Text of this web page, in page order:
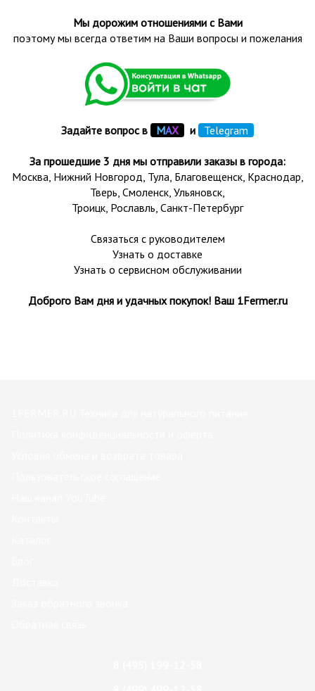
Мы дорожим отношениями с Вами
поэтому мы всегда ответим на Ваши вопросы и пожелания
Задайте вопрос в МАХ и Telegram
За прошедшие 3 дня мы отправили заказы в города:
Москва, Нижний Новгород, Тула, Благовещенск, Краснодар,
Тверь, Смоленск, Ульяновск,
Троицк, Рославль, Санкт-Петербург
Связаться с руководителем
Узнать о доставке
Узнать о сервисном обслуживании
Доброго Вам дня и удачных покупок! Ваш 1Fermer.ru